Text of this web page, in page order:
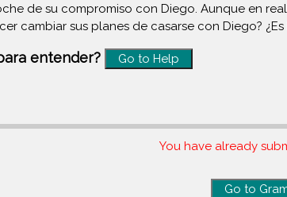
de su compromiso con Diego. Aunque en
cambiar sus planes de casarse con Diego?
entender? Go to Help
You have already
Go to